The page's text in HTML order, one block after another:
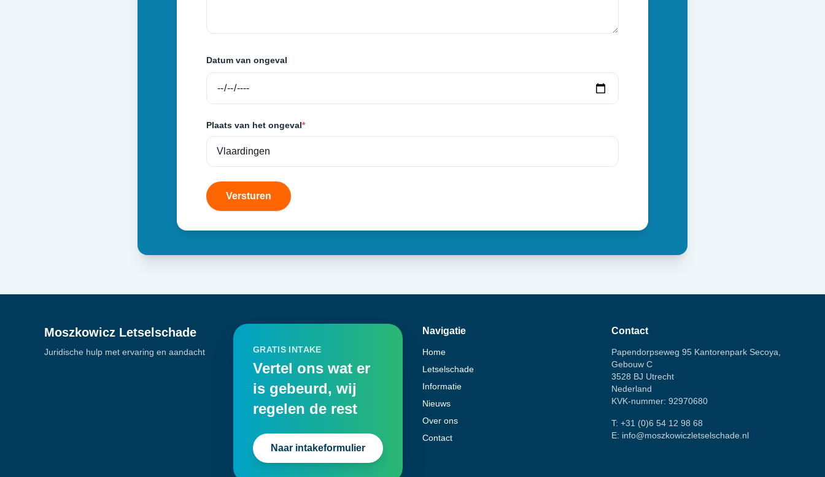
Datum van ongeval
Plaats van het ongeval*
Versturen
Moszkowicz Letselschade
Juridische hulp met ervaring en aandacht GRATIS INTAKE
Vertel ons wat er
is gebeurd, wij
regelen de rest
Naar intakeformulier
Navigatie
Home
Letselschade
Informatie
Nieuws
Over ons
Contact
Contact
Papendorpseweg 95 Kantorenpark Secoya,
Gebouw C
3528 BJ Utrecht
Nederland
KVK-nummer: 92970680
T: +31 (0)6 54 12 98 68
E: info@moszkowiczletselschade.nl